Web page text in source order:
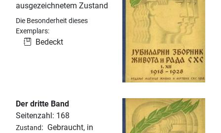
ausgezeichnetem Zustand
Die Besonderheit dieses
Exemplars:
Bedeckt
Der dritte Band
Seitenzahl: 168
Zustand: Gebraucht, in